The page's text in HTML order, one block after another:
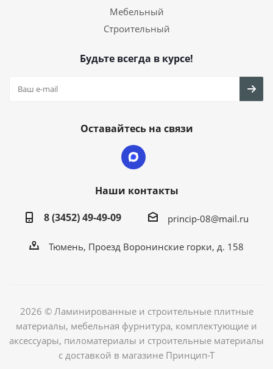
Мебельный
Строительный
Будьте всегда в курсе!
Оставайтесь на связи
Наши контакты
8 (3452) 49-49-09
princip-08@mail.ru
Тюмень, Проезд Воронинские горки, д. 158
2026 © Ламинированные и строительные плитные
материалы, мебельная фурнитура, комплектующие и
аксессуары, пиломатериалы и строительные материалы
с доставкой в магазине Принцип-Т